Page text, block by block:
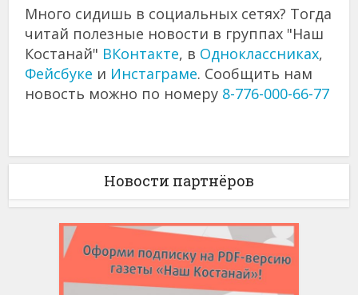
Много сидишь в социальных сетях? Тогда
читай полезные новости в группах "Наш
Костанай" ВКонтакте, в Одноклассниках,
Фейсбуке и Инстаграме. Сообщить нам
новость можно по номеру 8-776-000-66-77
Новости партнёров